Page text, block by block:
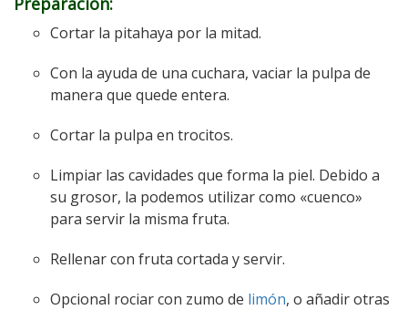
Cortar la pitahaya por la mitad.
Con la ayuda de una cuchara, vaciar la pulpa de
manera que quede entera.
Cortar la pulpa en trocitos.
Limpiar las cavidades que forma la piel. Debido a
su grosor, la podemos utilizar como «cuenco»
para servir la misma fruta.
Rellenar con fruta cortada y servir.
Opcional rociar con zumo de limón, o añadir otras